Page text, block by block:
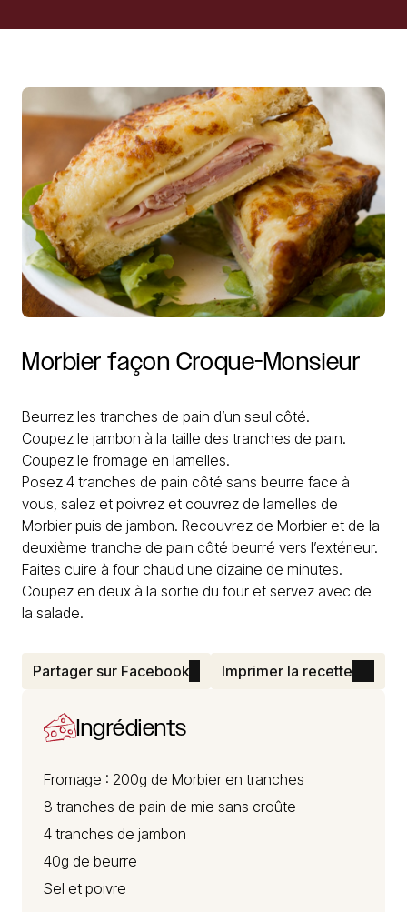
Morbier façon Croque-Monsieur
Beurrez les tranches de pain d’un seul côté.
Coupez le jambon à la taille des tranches de pain.
Coupez le fromage en lamelles.
Posez 4 tranches de pain côté sans beurre face à
vous, salez et poivrez et couvrez de lamelles de
Morbier puis de jambon. Recouvrez de Morbier et de la
deuxième tranche de pain côté beurré vers l’extérieur.
Faites cuire à four chaud une dizaine de minutes.
Coupez en deux à la sortie du four et servez avec de
la salade.
Partager sur Facebook Imprimer la recette
Ingrédients
Fromage : 200g de Morbier en tranches
8 tranches de pain de mie sans croûte
4 tranches de jambon
40g de beurre
Sel et poivre